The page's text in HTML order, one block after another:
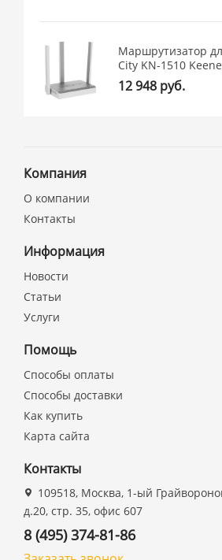
Маршрутизатор
City KN-1510
12 948 руб.
Компания
О компании
Контакты
Информация
Новости
Статьи
Услуги
Помощь
Способы оплаты
Способы доставки
Как купить
Карта сайта
Контакты
109518, Москва, 1-ый
д.20, стр. 35, офис 607
8 (495) 374-81-86